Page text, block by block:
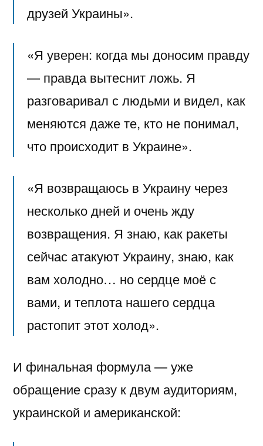
друзей Украины».
«Я уверен: когда мы доносим правду
— правда вытеснит ложь. Я
разговаривал с людьми и видел, как
меняются даже те, кто не понимал,
что происходит в Украине».
«Я возвращаюсь в Украину через
несколько дней и очень жду
возвращения. Я знаю, как ракеты
сейчас атакуют Украину, знаю, как
вам холодно… но сердце моё с
вами, и теплота нашего сердца
растопит этот холод».
И финальная формула — уже
обращение сразу к двум аудиториям,
украинской и американской: